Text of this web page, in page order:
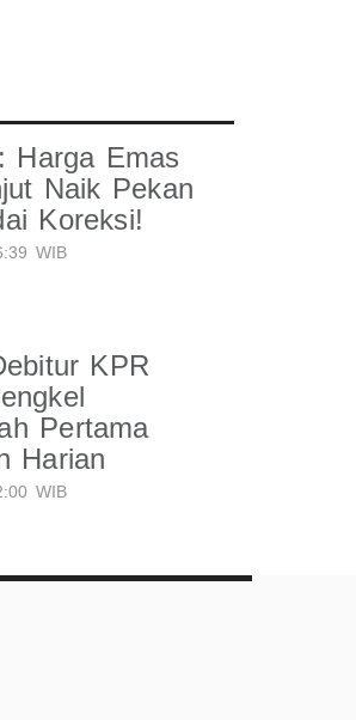
Harga Emas
Naik Pekan
Koreksi!
WIB
KPR
Pertama
Harian
WIB